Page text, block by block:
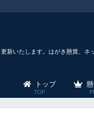
いたします。はがき懸賞、ネ
トップ